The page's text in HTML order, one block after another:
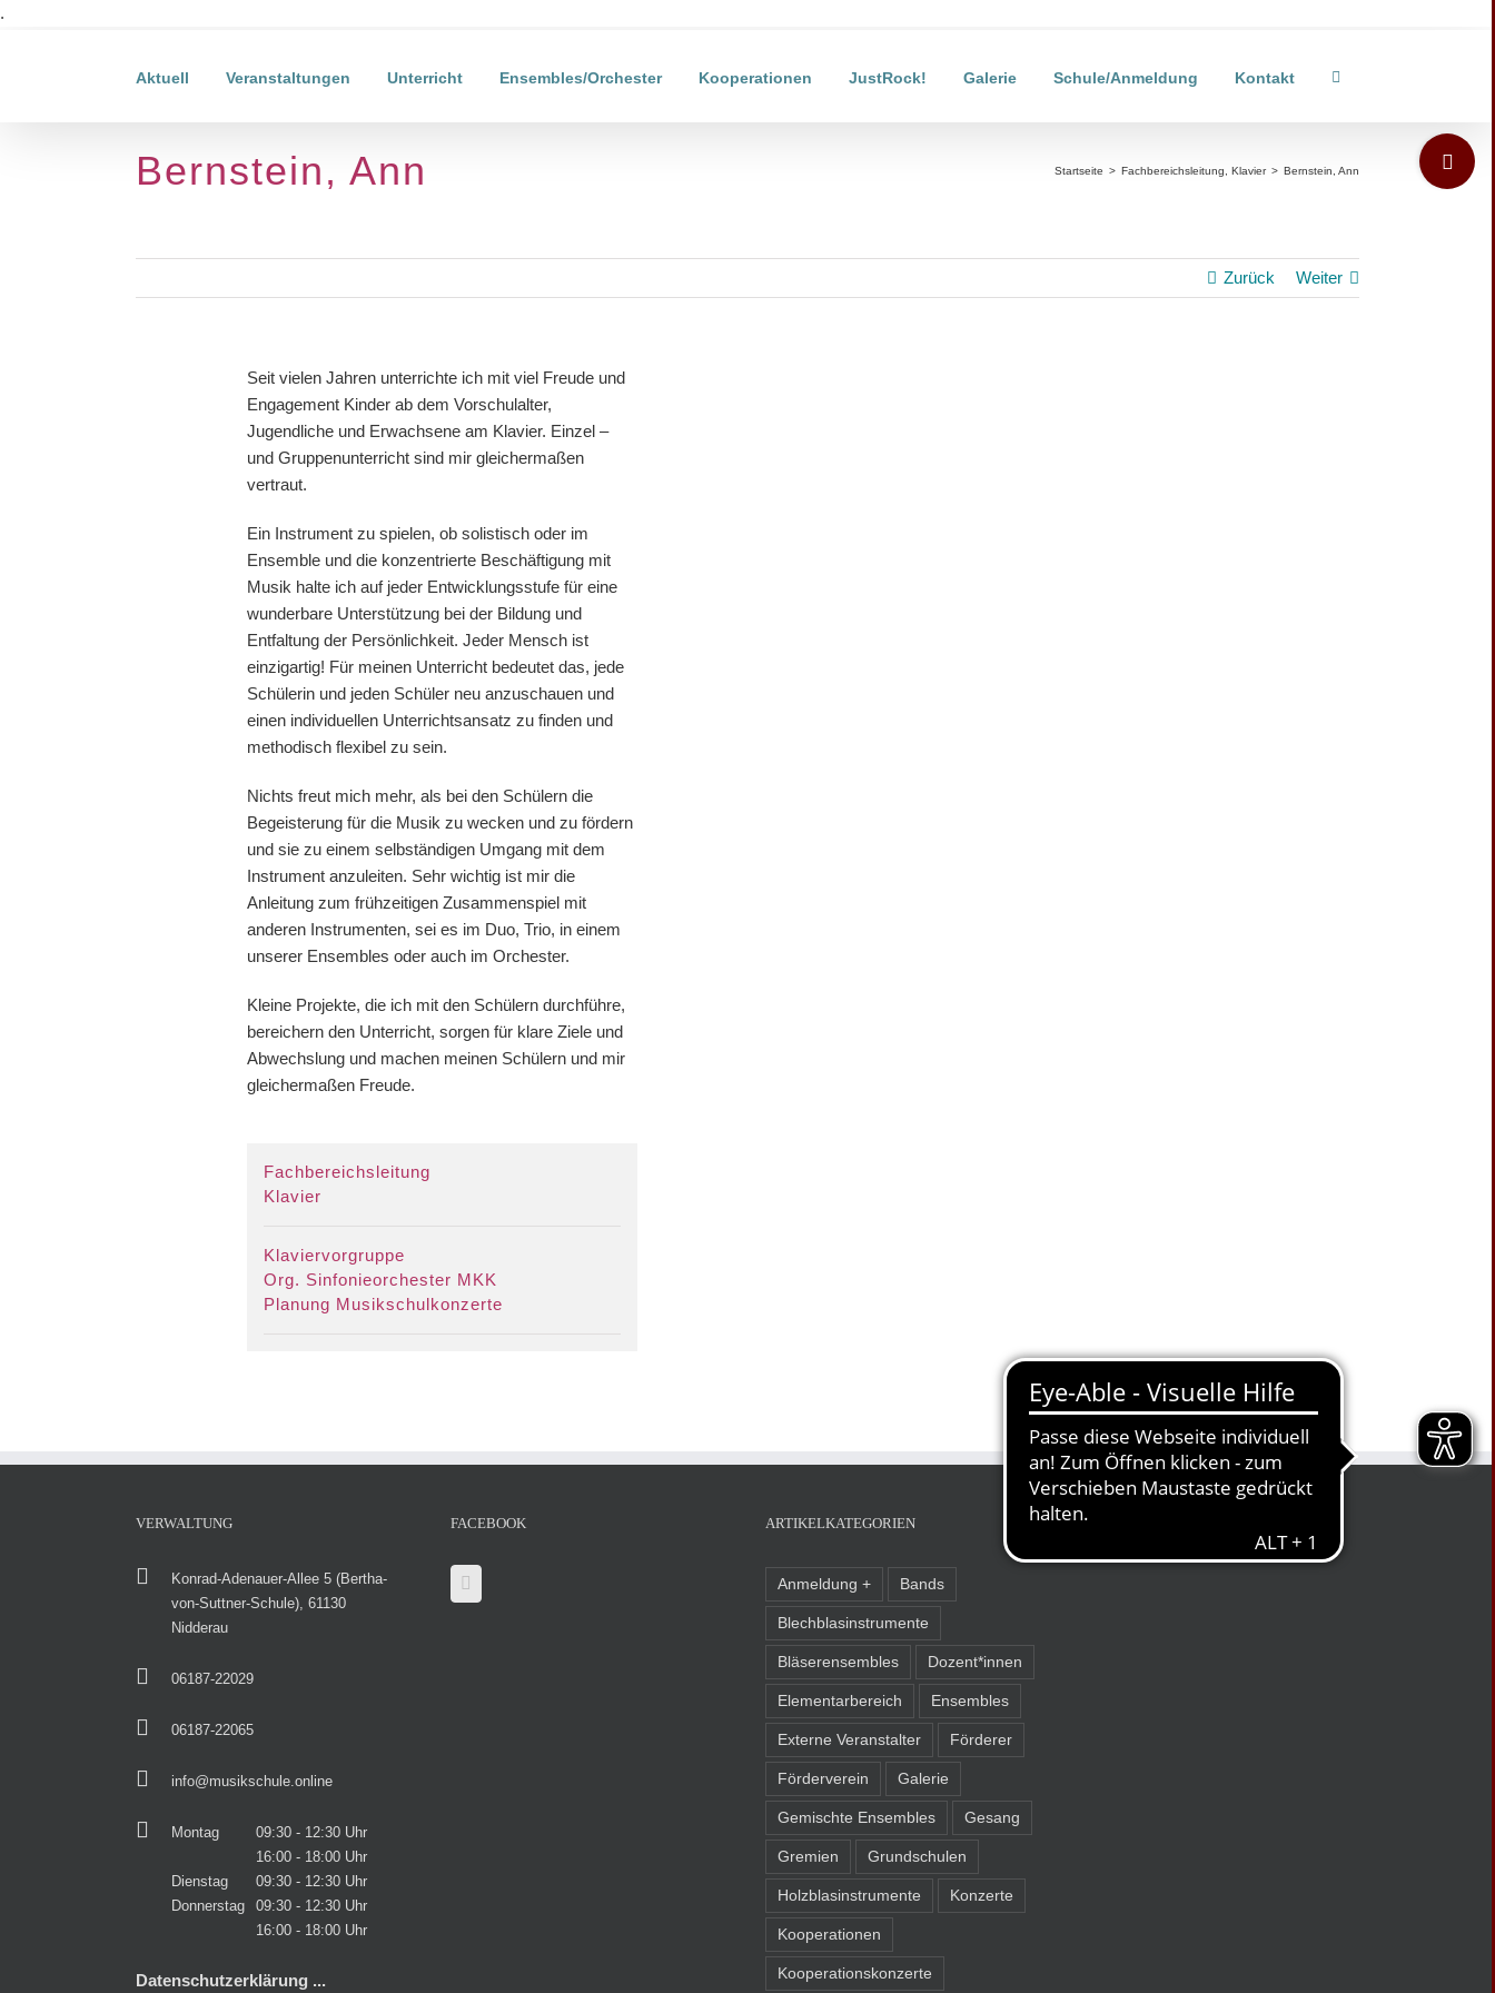
.
Aktuell Veranstaltungen Unterricht Ensembles/Orchester Kooperationen JustRock! Galerie Schule/Anmeldung Kontakt
Bernstein, Ann Startseite > Fachbereichsleitung Klavier > Bernstein, Ann
Zurück Weiter
Seit vielen Jahren unterrichte ich mit viel Freude und
Engagement Kinder ab dem Vorschulalter,
Jugendliche und Erwachsene am Klavier. Einzel –
und Gruppenunterricht sind mir gleichermaßen
vertraut.
Ein Instrument zu spielen, ob solistisch oder im
Ensemble und die konzentrierte Beschäftigung mit
Musik halte ich auf jeder Entwicklungsstufe für eine
wunderbare Unterstützung bei der Bildung und
Entfaltung der Persönlichkeit. Jeder Mensch ist
einzigartig! Für meinen Unterricht bedeutet das, jede
Schülerin und jeden Schüler neu anzuschauen und
einen individuellen Unterrichtsansatz zu finden und
methodisch flexibel zu sein.
Nichts freut mich mehr, als bei den Schülern die
Begeisterung für die Musik zu wecken und zu fördern
und sie zu einem selbständigen Umgang mit dem
Instrument anzuleiten. Sehr wichtig ist mir die
Anleitung zum frühzeitigen Zusammenspiel mit
anderen Instrumenten, sei es im Duo, Trio, in einem
unserer Ensembles oder auch im Orchester.
Kleine Projekte, die ich mit den Schülern durchführe,
bereichern den Unterricht, sorgen für klare Ziele und
Abwechslung und machen meinen Schülern und mir
gleichermaßen Freude.
Fachbereichsleitung
Klavier
Klaviervorgruppe
Org. Sinfonieorchester MKK
Planung Musikschulkonzerte
VERWALTUNG
Konrad-Adenauer-Allee 5 (Bertha-
von-Suttner-Schule), 61130
Nidderau
06187-22029
06187-22065
info@musikschule.online
Montag
09:30 - 12:30 Uhr
16:00 - 18:00 Uhr
Dienstag
09:30 - 12:30 Uhr
Donnerstag
09:30 - 12:30 Uhr
16:00 - 18:00 Uhr
Datenschutzerklärung ...
FACEBOOK ARTIKELKATEGORIEN
Anmeldung + Bands
Blechblasinstrumente
Bläserensembles Dozent*innen
Elementarbereich Ensembles
Externe Veranstalter Förderer
Förderverein Galerie
Gemischte Ensembles Gesang
Gremien Grundschulen
Holzblasinstrumente Konzerte
Kooperationen
Kooperationskonzerte
Toggle
Sliding